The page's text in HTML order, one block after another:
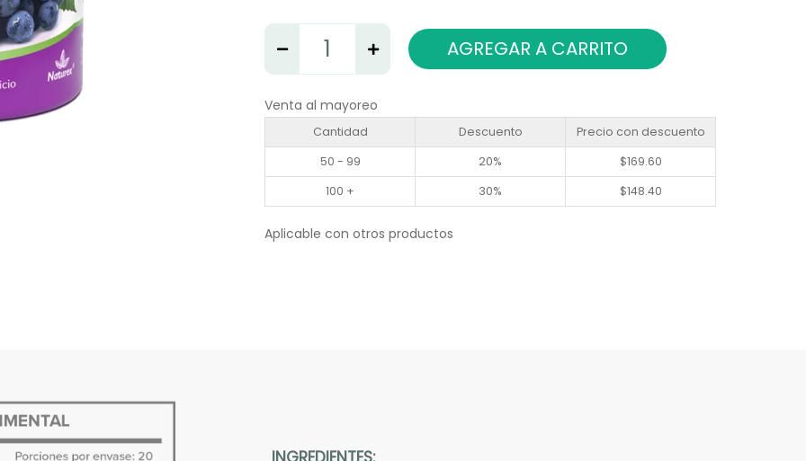
AGREGAR A CARRITO
Venta al mayoreo
Cantidad Descuento
Precio con descuento
50 - 99
20% $169.60
100 +
30% $148.40
Aplicable con otros productos